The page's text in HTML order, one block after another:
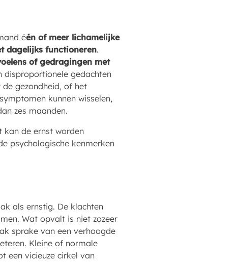
één of meer lichamelijke
dagelijks functioneren.
of gedragingen met
disproportionele gedachten
gezondheid, of het
kunnen wisselen,
zes maanden.
kan de ernst worden
psychologische kenmerken
als ernstig. De klachten
Wat opvalt is niet zozeer
sprake van een verhoogde
Kleine of normale
een vicieuze cirkel van